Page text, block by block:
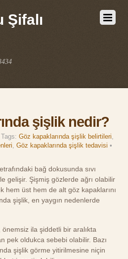
Şifalı
şişlik nedir?
Tags:Göz kapaklarında şişlik belirtileri,
,Göz kapaklarında şişlik tedavisi •
bağ dokusunda sıvı
gelişir. Şişmiş gözlerde ağrı olabilir
hem üst hem de alt göz kapaklarını
şişlik, en yaygın nedenlerde
önemsiz ila şiddetli bir aralıkta
pek oldukca sebebi olabilir. Bazı
şişlik görme yitirilmesine niçin